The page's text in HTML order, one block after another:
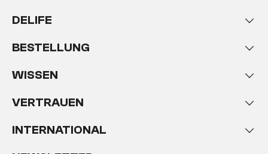
DELIFE
BESTELLUNG
WISSEN
VERTRAUEN
INTERNATIONAL